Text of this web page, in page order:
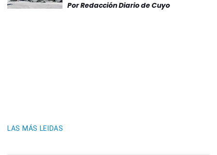
PorRedacción Diario de Cuyo
LAS MÁS LEIDAS